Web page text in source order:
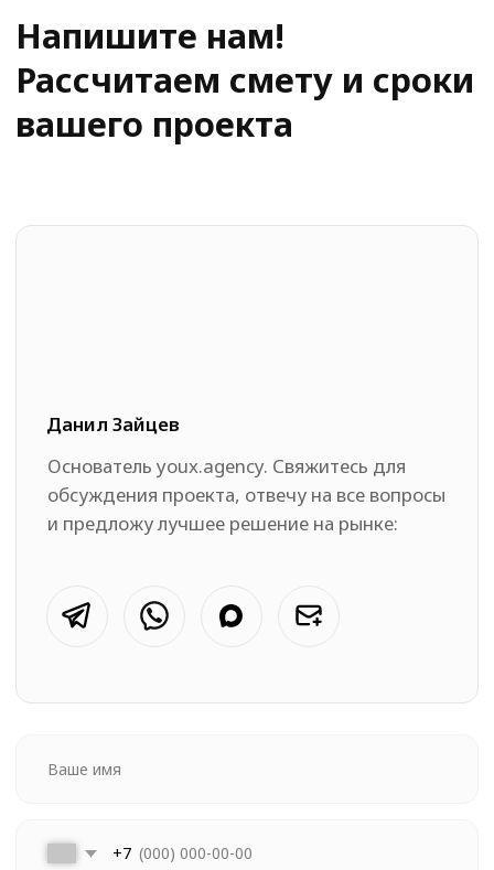
Нажимая кнопку "Отправить", вы соглашаетесь с
политикой конфиденциальности сайта.
Отправить
UX/UI Дизайн
SEO-оптимизация
@ 2019-2026
+7(969) 715-86-66
Портфолио
Оферта ИНН: 780456654521
Контакты